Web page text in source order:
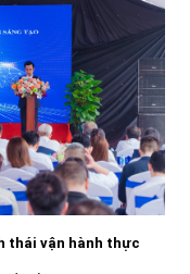
thái vận hành thực